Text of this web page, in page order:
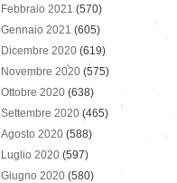
Febbraio 2021 (570)
Gennaio 2021 (605)
Dicembre 2020 (619)
Novembre 2020 (575)
Ottobre 2020 (638)
Settembre 2020(465)
Agosto 2020 (588)
Luglio 2020 (597)
Giugno 2020 (580)